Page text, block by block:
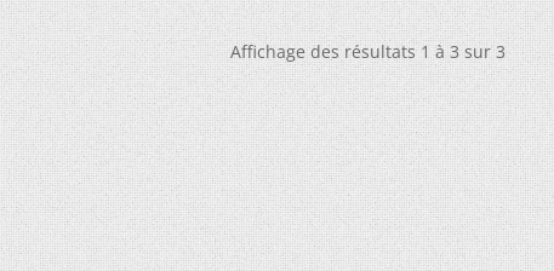
Affichage des résultats 1 à 3 sur 3